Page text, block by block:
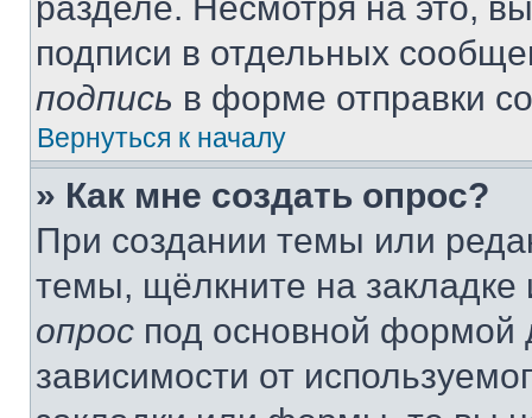
подписи в отдельных
подпись в форме отправки
Вернуться к началу
» Как мне создать опрос?
При создании темы или
темы, щёлкните на
опрос под основной формой
зависимости от